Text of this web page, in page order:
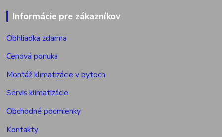
Informácie pre zákazníkov
Obhliadka zdarma
Cenová ponuka
Montáž klimatizácie v bytoch
Servis klimatizácie
Obchodné podmienky
Kontakty